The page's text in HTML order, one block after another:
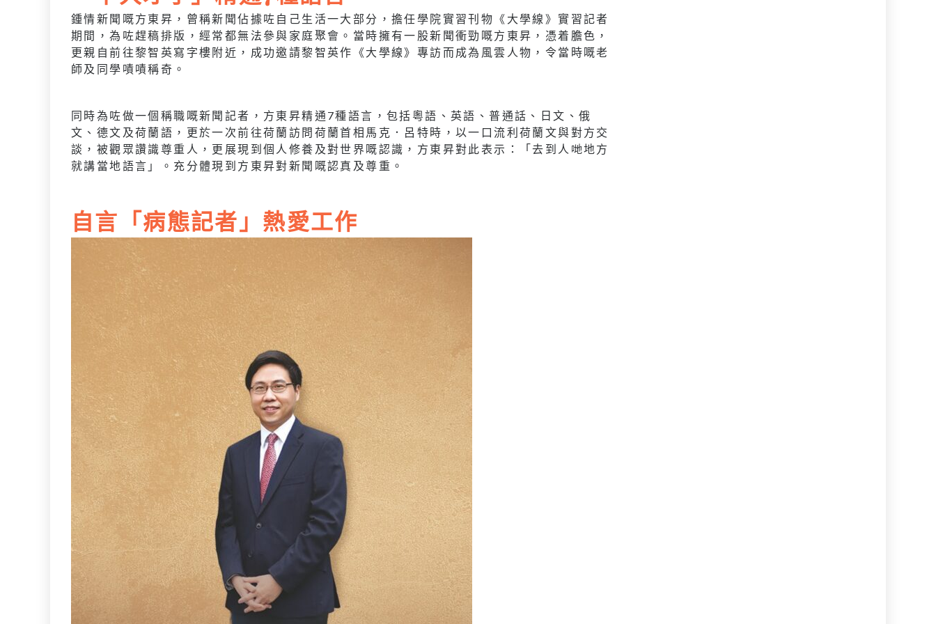
鍾情新聞嘅方東昇，曾稱新聞佔據咗自己生活一大部分，擔任學院實習刊物《大學線》實習記者
期間，為咗趕稿排版，經常都無法參與家庭聚會。當時擁有一股新聞衝勁嘅方東昇，憑着膽色，
更親自前往黎智英寫字樓附近，成功邀請黎智英作《大學線》專訪而成為風雲人物，令當時嘅老
師及同學嘖嘖稱奇。
同時為咗做一個稱職嘅新聞記者，方東昇精通7種語言，包括粵語、英語、普通話、日文、俄
文、德文及荷蘭語，更於一次前往荷蘭訪問荷蘭首相馬克．呂特時，以一口流利荷蘭文與對方交
談，被觀眾讚識尊重人，更展現到個人修養及對世界嘅認識，方東昇對此表示：「去到人哋地方
就講當地語言」。充分體現到方東昇對新聞嘅認真及尊重。
自言「病態記者」熱愛工作